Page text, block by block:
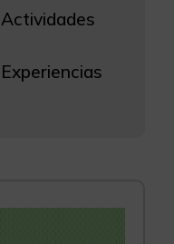
Actividades
Experiencias